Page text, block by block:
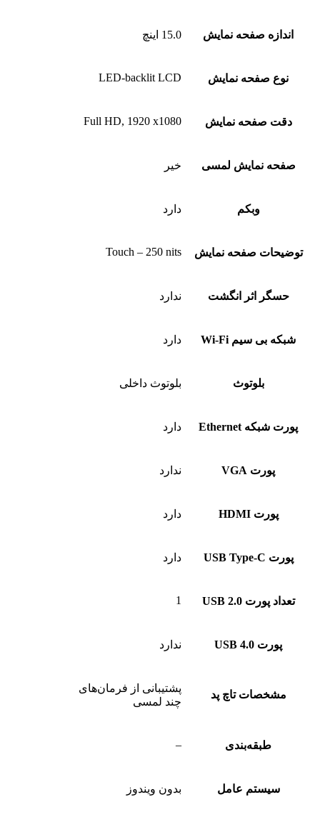
اندازه صفحه نمایش 15.0 اینچ
نوع صفحه نمایش LED-backlit LCD
دقت صفحه نمایش Full HD, 1920 x1080
صفحه نمایش لمسی خیر
وبکم دارد
توضیحات صفحه نمایش Touch – 250 nits
حسگر اثر انگشت ندارد
شبکه بی سیم Wi-Fi دارد
بلوتوث بلوتوث داخلی
پورت شبکه Ethernet دارد
پورت VGA ندارد
پورت HDMI دارد
پورت USB Type-C دارد
تعداد پورت USB 2.0 1
پورت USB 4.0 ندارد
مشخصات تاچ پد
پشتیبانی از فرمان‌های
چند لمسی
طبقه‌بندی –
سیستم عامل بدون ویندوز